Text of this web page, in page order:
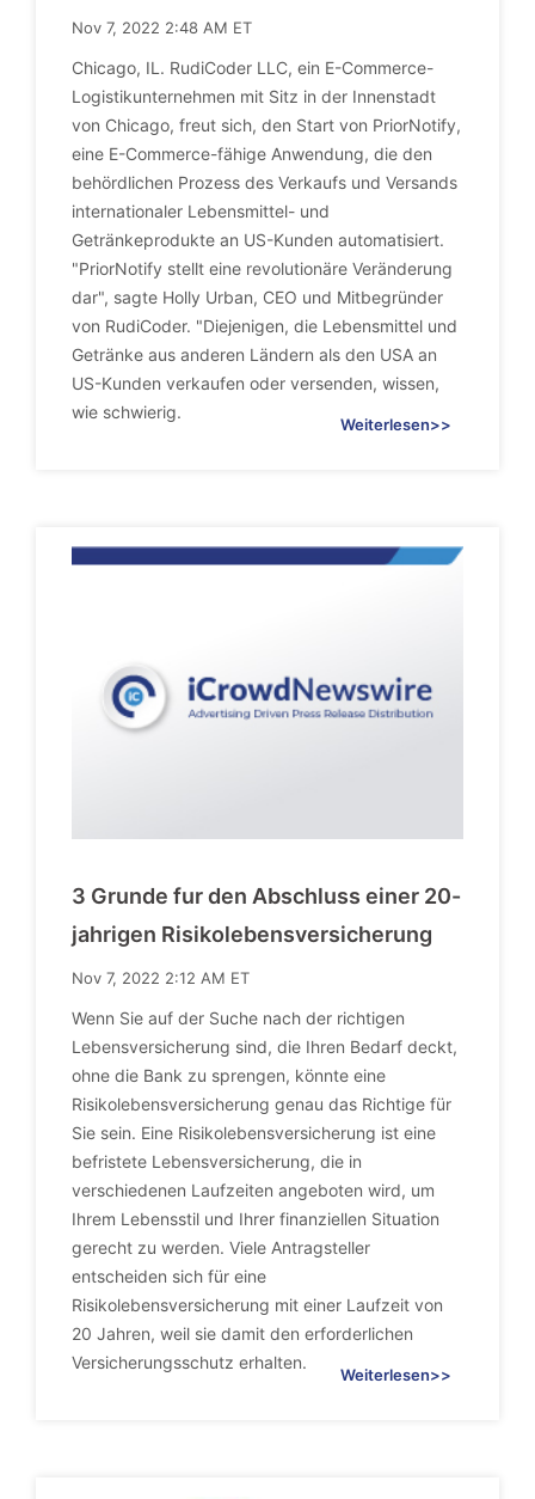
Nov 7, 2022 2:48 AM ET
Chicago, IL. RudiCoder LLC, ein E-Commerce-
Logistikunternehmen mit Sitz in der Innenstadt
von Chicago, freut sich, den Start von PriorNotify,
eine E-Commerce-fähige Anwendung, die den
behördlichen Prozess des Verkaufs und Versands
internationaler Lebensmittel- und
Getränkeprodukte an US-Kunden automatisiert.
"PriorNotify stellt eine revolutionäre Veränderung
dar", sagte Holly Urban, CEO und Mitbegründer
von RudiCoder. "Diejenigen, die Lebensmittel und
Getränke aus anderen Ländern als den USA an
US-Kunden verkaufen oder versenden, wissen,
wie schwierig.
Weiterlesen>>
3 Grunde fur den Abschluss einer 20-
jahrigen Risikolebensversicherung
Nov 7, 2022 2:12 AM ET
Wenn Sie auf der Suche nach der richtigen
Lebensversicherung sind, die Ihren Bedarf deckt,
ohne die Bank zu sprengen, könnte eine
Risikolebensversicherung genau das Richtige für
Sie sein. Eine Risikolebensversicherung ist eine
befristete Lebensversicherung, die in
verschiedenen Laufzeiten angeboten wird, um
Ihrem Lebensstil und Ihrer finanziellen Situation
gerecht zu werden. Viele Antragsteller
entscheiden sich für eine
Risikolebensversicherung mit einer Laufzeit von
20 Jahren, weil sie damit den erforderlichen
Versicherungsschutz erhalten.
Weiterlesen>>